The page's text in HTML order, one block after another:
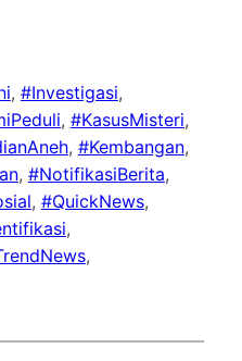
, #Investigasi
, #KasusMisteri
, #Kembangan
, #NotifikasiBerita
, #QuickNews